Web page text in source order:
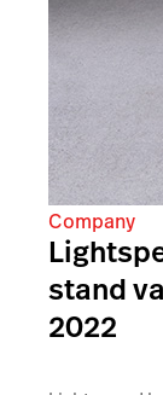
Company
stand
2022